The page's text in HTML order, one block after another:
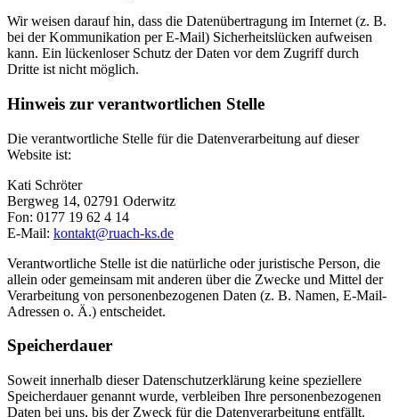
Wir weisen darauf hin, dass die Datenübertragung im Internet (z. B.
bei der Kommunikation per E-Mail) Sicherheitslücken aufweisen
kann. Ein lückenloser Schutz der Daten vor dem Zugriff durch
Dritte ist nicht möglich.
Hinweis zur verantwortlichen Stelle
Die verantwortliche Stelle für die Datenverarbeitung auf dieser
Website ist:
Kati Schröter
Bergweg 14, 02791 Oderwitz
Fon: 0177 19 62 4 14
E-Mail: kontakt@ruach-ks.de
Verantwortliche Stelle ist die natürliche oder juristische Person, die
allein oder gemeinsam mit anderen über die Zwecke und Mittel der
Verarbeitung von personenbezogenen Daten (z. B. Namen, E-Mail-
Adressen o. Ä.) entscheidet.
Speicherdauer
Soweit innerhalb dieser Datenschutzerklärung keine speziellere
Speicherdauer genannt wurde, verbleiben Ihre personenbezogenen
Daten bei uns, bis der Zweck für die Datenverarbeitung entfällt.